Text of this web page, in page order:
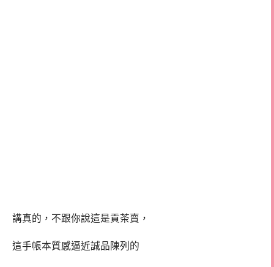
講真的，不跟你說這是貢茶賣，
這手帳本質感逼近誠品陳列的